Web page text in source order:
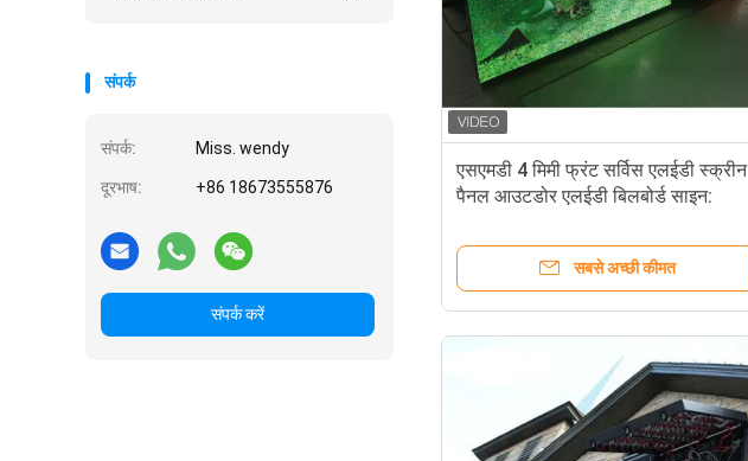
संपर्क
संपर्क: Miss. wendy
दूरभाष: +86 18673555876
संपर्क करें
एसएमडी 4 मिमी फ्रंट सर्विस एलईडी स्क्रीन
पैनल आउटडोर एलईडी बिलबोर्ड साइन:
सबसे अच्छी कीमत